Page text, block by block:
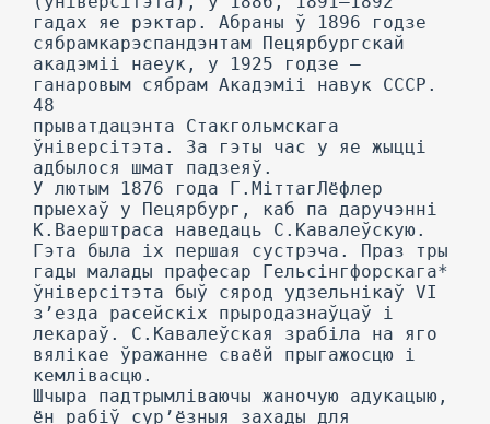
гадах яе рэктар. Абраны ў 1896 годзе
сябрамкарэспандэнтам Пецярбургскай
акадэміі наеук, у 1925 годзе —
ганаровым сябрам Акадэміі навук СССР.
48
прыватдацэнта Стакгольмскага
ўніверсітэта. За гэты час у яе жыцці
адбылося шмат падзеяў.
У лютым 1876 года Г.МіттагЛёфлер
прыехаў у Пецярбург, каб па даручэнні
К.Ваерштраса наведаць С.Кавалеўскую.
Гэта была іх першая сустрэча. Праз тры
гады малады прафесар Гельсінгфорскага*
ўніверсітэта быў сярод удзельнікаў VI
з’езда расейскіх прыродазнаўцаў і
лекараў. С.Кавалеўская зрабіла на яго
вялікае ўражанне сваёй прыгажосцю і
кемлівасцю.
Шчыра падтрымліваючы жаночую адукацыю,
ён рабіў сур’ёзныя захады для